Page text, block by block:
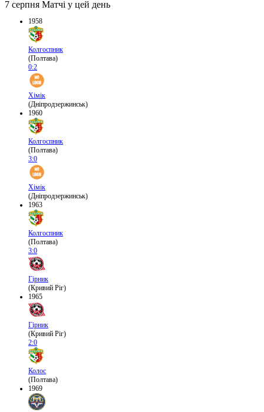
7 серпня Матчі у цей день
1958
Колгоспник
(Полтава)
0:2
Хімік
(Дніпродзержинськ)
1960
Колгоспник
(Полтава)
3:0
Хімік
(Дніпродзержинськ)
1963
Колгоспник
(Полтава)
3:0
Гірник
(Кривий Ріг)
1965
Гірник
(Кривий Ріг)
2:0
Колос
(Полтава)
1969